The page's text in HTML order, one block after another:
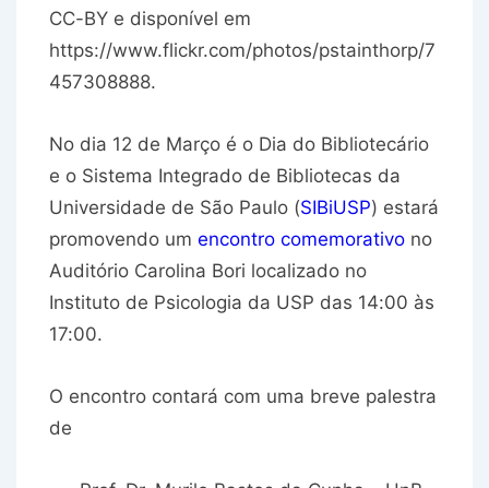
CC-BY e disponível em
https://www.flickr.com/photos/pstainthorp/7
457308888.
No dia 12 de Março é o Dia do Bibliotecário
e o Sistema Integrado de Bibliotecas da
Universidade de São Paulo (SIBiUSP) estará
promovendo um encontro comemorativo no
Auditório Carolina Bori localizado no
Instituto de Psicologia da USP das 14:00 às
17:00.
O encontro contará com uma breve palestra
de